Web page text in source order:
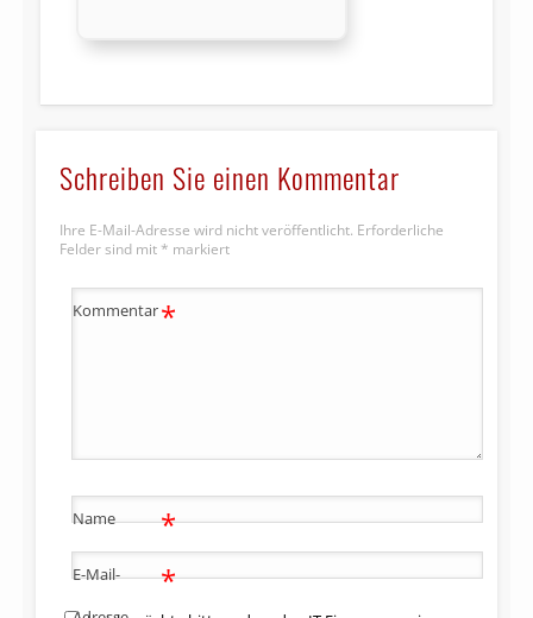
Schreiben Sie einen Kommentar
Ihre E-Mail-Adresse wird nicht veröffentlicht. Erforderliche
Felder sind mit * markiert
Kommentar*
Name *
E-Mail-
*